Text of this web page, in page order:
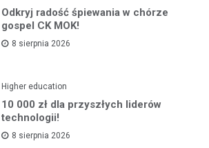
Odkryj radość śpiewania w chórze
gospel CK MOK!
8 sierpnia 2026
Higher education
10 000 zł dla przyszłych liderów
technologii!
8 sierpnia 2026